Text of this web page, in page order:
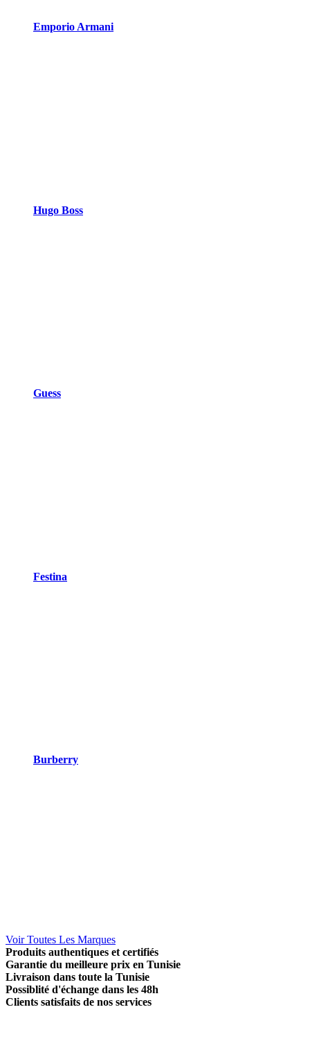
Emporio Armani
Hugo Boss
Guess
Festina
Burberry
Voir Toutes Les Marques
Produits authentiques et certifiés
Garantie du meilleure prix en Tunisie
Livraison dans toute la Tunisie
Possiblité d'échange dans les 48h
Clients satisfaits de nos services